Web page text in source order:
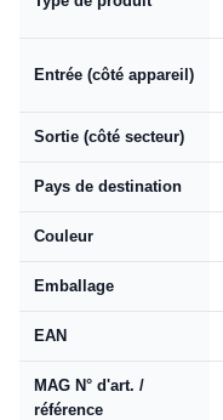
Entrée (côté appareil)
Sortie (côté secteur)
Pays de destination
Couleur
Emballage
EAN
MAG N° d'art. /
référence